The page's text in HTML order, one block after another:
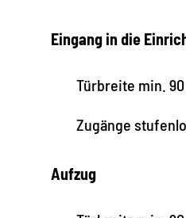
Eingang in die
Türbreite min.
Zugänge
Aufzug